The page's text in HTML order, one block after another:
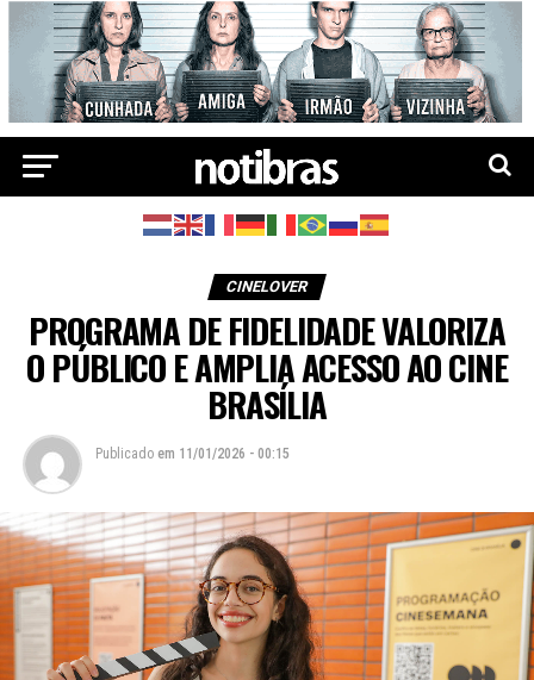
CINELOVER
PROGRAMA DE FIDELIDADE VALORIZA
O PÚBLICO E AMPLIA ACESSO AO CINE
BRASÍLIA
Publicado em 11/01/2026 - 00:15